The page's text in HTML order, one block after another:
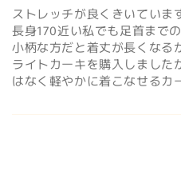
ストレッチが良くきいていま
長身170近い私でも足首までの
小柄な方だと着丈が長くなる
ライトカーキを購入しました
はなく軽やかに着こなせるカ